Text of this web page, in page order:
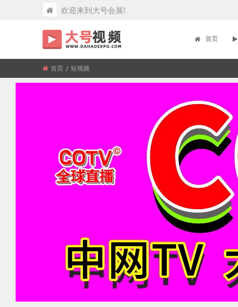
欢迎来到大号会展!
首页
首页
所
在
短视频